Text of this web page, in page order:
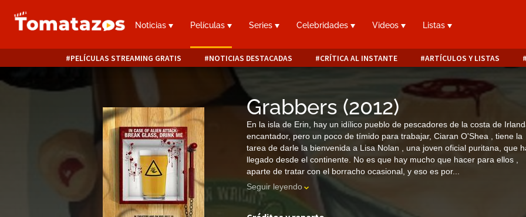
Noticias Películas Series Celebridades Videos Listas
PELÍCULAS STREAMING GRATIS NOTICIAS DESTACADAS CRÍTICA AL INSTANTE ARTÍCULOS Y LISTAS
Grabbers (2012)
En la isla de Erin, hay un idílico pueblo de pescadores de la costa de
encantador, pero un poco de tímido para trabajar, Ciaran O'Shea , tiene la
tarea de darle la bienvenida a Lisa Nolan , una joven oficial puritana, que
llegado desde el continente. No es que hay mucho que hacer para ellos ,
aparte de tratar con el borracho ocasional, y eso es por...
Seguir leyendo